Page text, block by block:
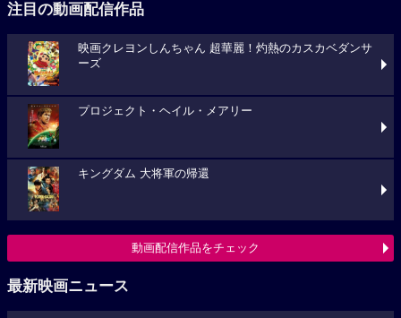
注目の動画配信作品
映画クレヨンしんちゃん 超華麗！灼熱のカスカベダンサ
ーズ
プロジェクト・ヘイル・メアリー
キングダム 大将軍の帰還
動画配信作品をチェック
最新映画ニュース